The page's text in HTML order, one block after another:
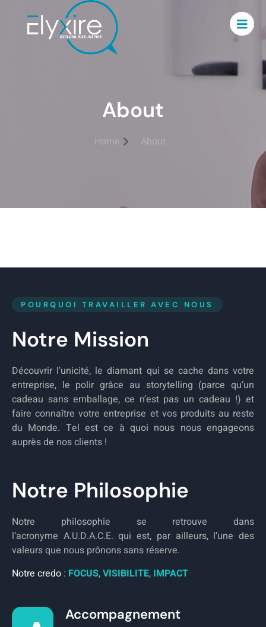
About
Home About
POURQUOI TRAVAILLER AVEC NOUS
Notre Mission
Découvrir l’unicité, le diamant qui se cache dans votre
entreprise, le polir grâce au storytelling (parce qu’un
cadeau sans emballage, ce n’est pas un cadeau !) et
faire connaître votre entreprise et vos produits au reste
du Monde. Tel est ce à quoi nous nous engageons
auprès de nos clients !
Notre Philosophie
Notre philosophie se retrouve dans
l’acronyme A.U.D.A.C.E. qui est, par ailleurs, l’une des
valeurs que nous prônons sans réserve.
Notre credo : FOCUS,VISIBILITE, IMPACT
Accompagnement